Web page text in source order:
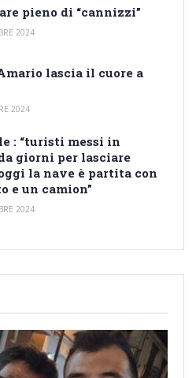
pieno di “cannizzi”
2024
lascia il cuore a
2024
: “turisti messi in
giorni per lasciare
la nave è partita con
e un camion”
2024